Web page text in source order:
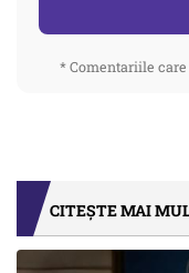
* Comentariile
CITEȘTE MAI